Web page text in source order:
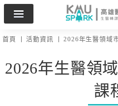
首頁 活動資訊 2026年生醫領域
2026年生醫領
課